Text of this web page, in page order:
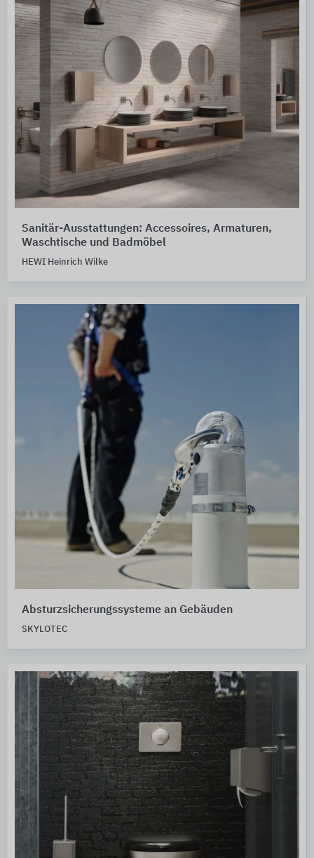
Sanitär-Ausstattungen: Accessoires, Armaturen,
Waschtische und Badmöbel
HEWI Heinrich Wilke
Absturzsicherungssysteme an Gebäuden
SKYLOTEC